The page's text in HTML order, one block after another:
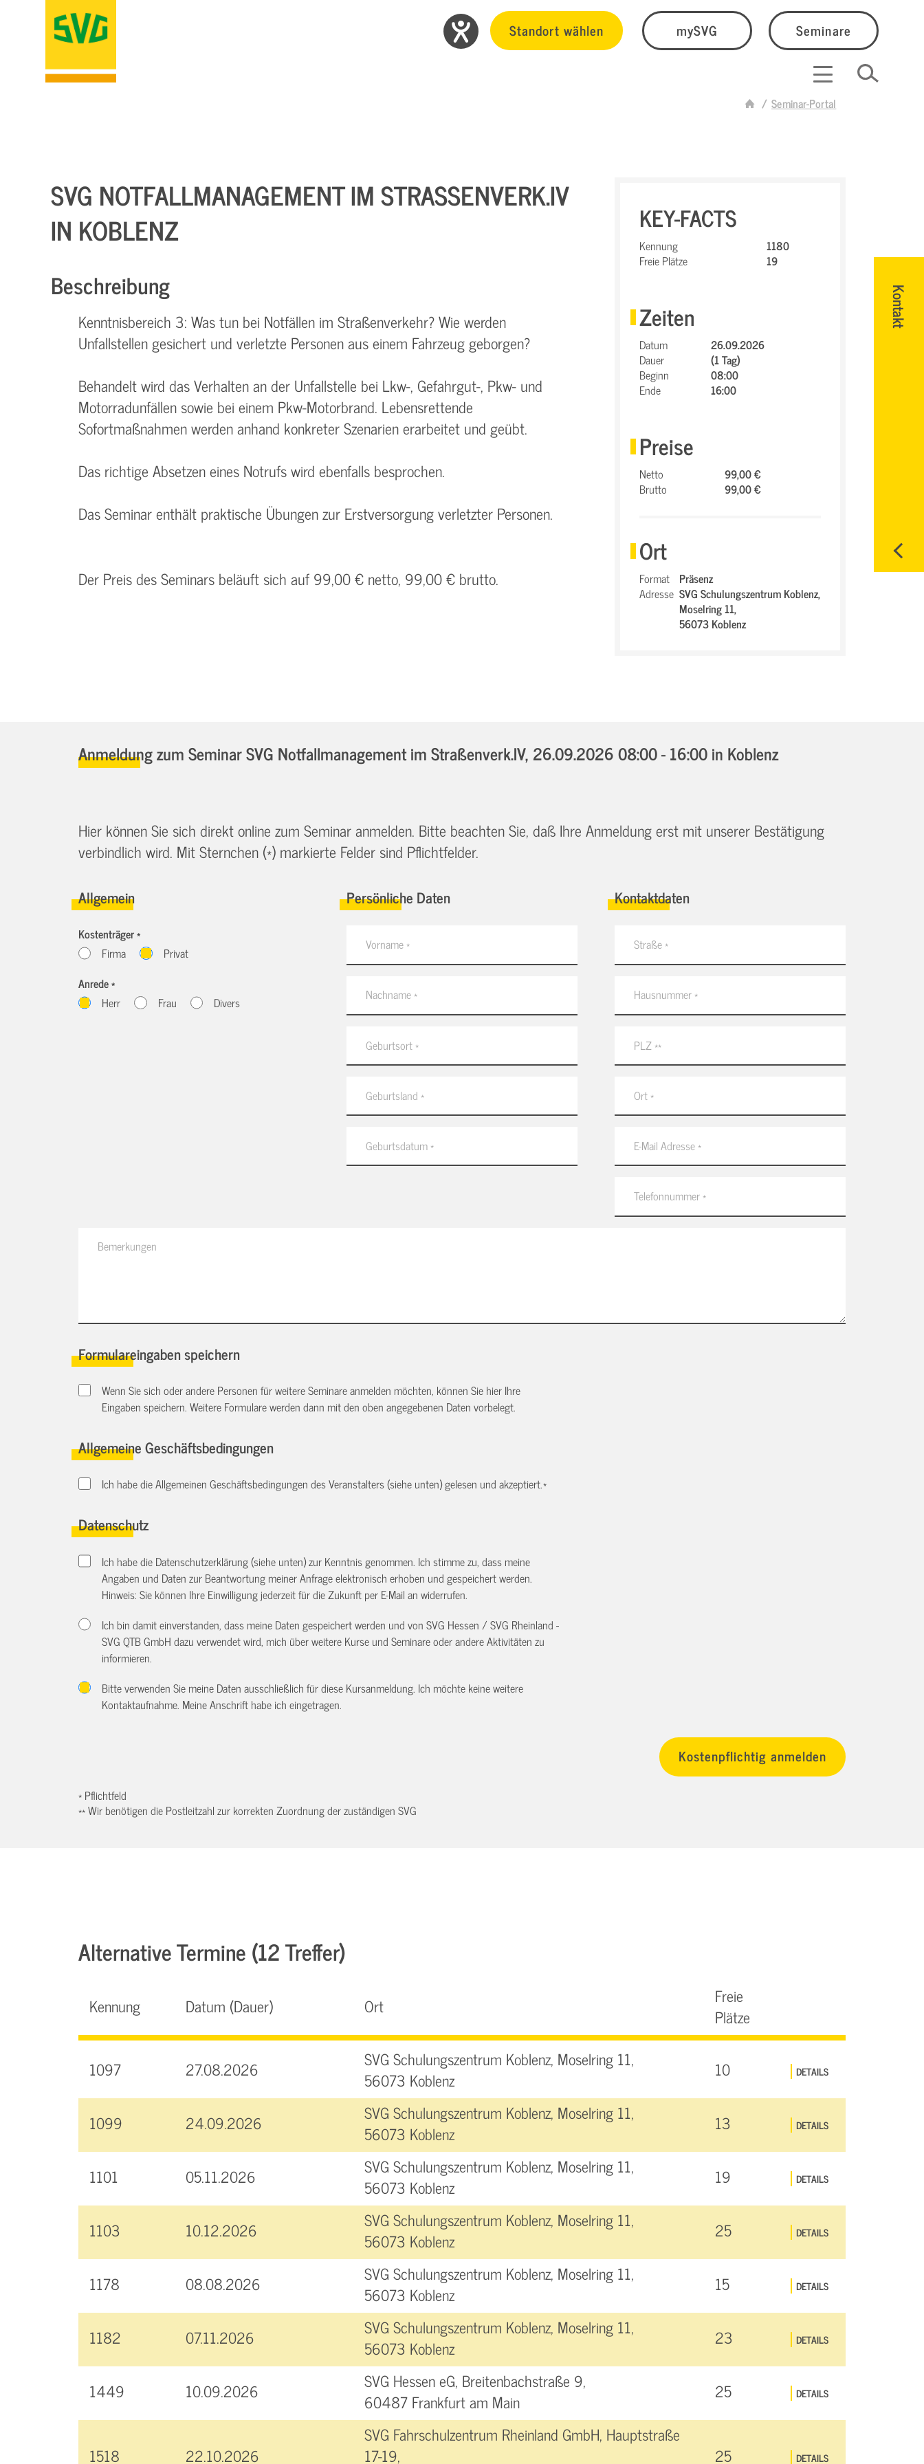
Standort wählen mySVG Seminare
Seminar-Portal
Kontakt
SVG NOTFALLMANAGEMENT IM STRASSENVERK.IV I
N KOBLENZ
Beschreibung
Kenntnisbereich 3: Was tun bei Notfällen im Straßenverkehr? Wie werden
Unfallstellen gesichert und verletzte Personen aus einem Fahrzeug geborgen?
Behandelt wird das Verhalten an der Unfallstelle bei Lkw-, Gefahrgut-, Pkw- und
Motorradunfällen sowie bei einem Pkw-Motorbrand. Lebensrettende
Sofortmaßnahmen werden anhand konkreter Szenarien erarbeitet und geübt.
Das richtige Absetzen eines Notrufs wird ebenfalls besprochen.
Das Seminar enthält praktische Übungen zur Erstversorgung verletzter Personen.
Der Preis des Seminars beläuft sich auf 99,00 € netto, 99,00 € brutto.
KEY-FACTS
Kennung
1180
Freie Plätze
19
Zeiten
Datum
26.09.2026
Dauer
(1 Tag)
Beginn
08:00
Ende
16:00
Preise
Netto
99,00 €
Brutto
99,00 €
Ort
Format Präsenz
Adresse SVG Schulungszentrum Koblenz,
Moselring 11,
56073 Koblenz
Anmeldung zum Seminar SVG Notfallmanagement im Straßenverk.IV, 26.09.2026 08:00 - 16:00in Koblenz
Hier können Sie sich direkt online zum Seminar anmelden. Bitte beachten Sie, daß Ihre Anmeldung erst mit unserer Bestätigung
verbindlich wird. Mit Sternchen (*) markierte Felder sind Pflichtfelder.
Allgemein
Kostenträger *
Firma
Privat
Anrede *
Herr
Frau Divers
Persönliche Daten Kontaktdaten
Formulareingaben speichern
Wenn Sie sich oder andere Personen für weitere Seminare anmelden möchten, können Sie hier Ihre
Eingaben speichern. Weitere Formulare werden dann mit den oben angegebenen Daten vorbelegt.
Allgemeine Geschäftsbedingungen
Ich habe die Allgemeinen Geschäftsbedingungen des Veranstalters (siehe unten) gelesen und akzeptiert.*
Datenschutz
Ich habe die Datenschutzerklärung (siehe unten) zur Kenntnis genommen. Ich stimme zu, dass meine
Angaben und Daten zur Beantwortung meiner Anfrage elektronisch erhoben und gespeichert werden.
Hinweis: Sie können Ihre Einwilligung jederzeit für die Zukunft per E-Mail anwiderrufen.
Ich bin damit einverstanden, dass meine Daten gespeichert werden und von SVG Hessen / SVG Rheinland -
SVG QTB GmbH dazu verwendet wird, mich über weitere Kurse und Seminare oder andere Aktivitäten zu
informieren.
Bitte verwenden Sie meine Daten ausschließlich für diese Kursanmeldung. Ich möchte keine weitere
Kontaktaufnahme. Meine Anschrift habe ich eingetragen.
* Pflichtfeld
** Wir benötigen die Postleitzahl zur korrekten Zuordnung der zuständigen SVG
Alternative Termine (12 Treffer)
Kennung Datum (Dauer) Ort
Freie
Plätze
1097 27.08.2026
SVG Schulungszentrum Koblenz, Moselring 11,
56073 Koblenz
10 DETAILS
1099 24.09.2026
SVG Schulungszentrum Koblenz, Moselring 11,
56073 Koblenz
13 DETAILS
1101 05.11.2026
SVG Schulungszentrum Koblenz, Moselring 11,
56073 Koblenz
19 DETAILS
1103 10.12.2026
SVG Schulungszentrum Koblenz, Moselring 11,
56073 Koblenz
25 DETAILS
1178 08.08.2026
SVG Schulungszentrum Koblenz, Moselring 11,
56073 Koblenz
15 DETAILS
1182 07.11.2026
SVG Schulungszentrum Koblenz, Moselring 11,
56073 Koblenz
23 DETAILS
1449 10.09.2026
SVG Hessen eG, Breitenbachstraße 9,
60487 Frankfurt am Main
25 DETAILS
1518 22.10.2026
SVG Fahrschulzentrum Rheinland GmbH, Hauptstraße
17-19,
25 DETAILS